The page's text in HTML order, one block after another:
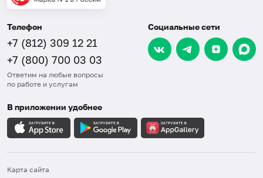
Телефон
+7 (812) 309 12 21
+7 (800) 700 03 03
Ответим на любые вопросы
по работе и услугам
Социальные сети
В приложении удобнее
Карта сайта